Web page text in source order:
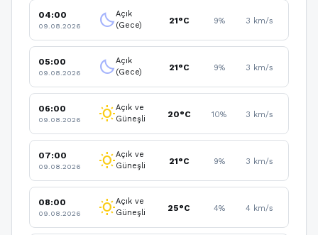
04:00
09.08.2026 clear_nightAçık
(Gece)
21°C 9% 3 km/s
05:00
09.08.2026 clear_nightAçık
(Gece)
21°C 9% 3 km/s
06:00
09.08.2026 wb_sunnyAçık ve
Güneşli
20°C 10% 3 km/s
07:00
09.08.2026 wb_sunnyAçık ve
Güneşli
21°C 9% 3 km/s
08:00
09.08.2026 wb_sunnyAçık ve
Güneşli
25°C 4% 4 km/s